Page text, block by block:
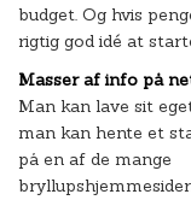
budget. Og hvis
rigtig god idé at
Masser af info på
Man kan lave sit
man kan hente et
på en af de mange